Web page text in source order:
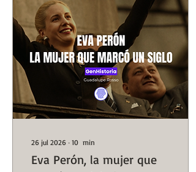
26 jul 2026 ∙ 10 min
Eva Perón, la mujer que